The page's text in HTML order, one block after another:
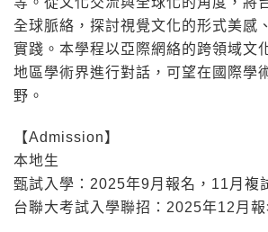
全球脈絡，探討視覺文化的形式美感
實踐。本學程以亞際網絡的跨領域文
地區學術界進行對話，可望在國際學
野。
【Admission】
本地生
甄試入學： 2025年9月報名，11月複
台聯大考試入學聯招： 2025年12月報